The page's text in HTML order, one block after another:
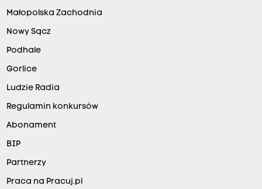
Małopolska Zachodnia
Nowy Sącz
Podhale
Gorlice
Ludzie Radia
Regulamin konkursów
Abonament
BIP
Partnerzy
Praca na Pracuj.pl